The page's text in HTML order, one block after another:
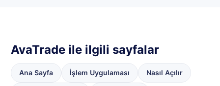
AvaTrade ile ilgili sayfalar
Ana Sayfa İşlem Uygulaması Nasıl Açılır